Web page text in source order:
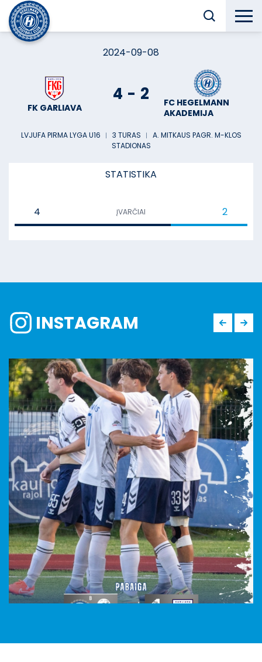
2024-09-08
FK GARLIAVA
4 - 2
FC HEGELMANN
AKADEMIJA
LVJUFA PIRMA LYGA U16 ︱ 3 TURAS ︱ A. MITKAUS PAGR. M-KLOS
STADIONAS
STATISTIKA
4 ĮVARČIAI 2
INSTAGRAM